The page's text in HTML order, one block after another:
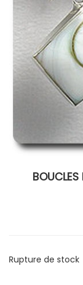
BOUCLES
Rupture de stock